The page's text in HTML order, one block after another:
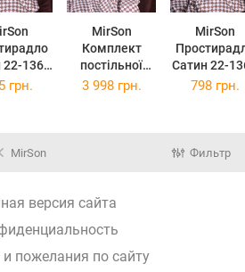
22-1369
MirSon
Комплект
постільної
білизни
MirSon
Сатин 22-
Classic
грн. 3 998 грн. 798 грн.
MirSon Фильтр
версия сайта
пожелания по сайту